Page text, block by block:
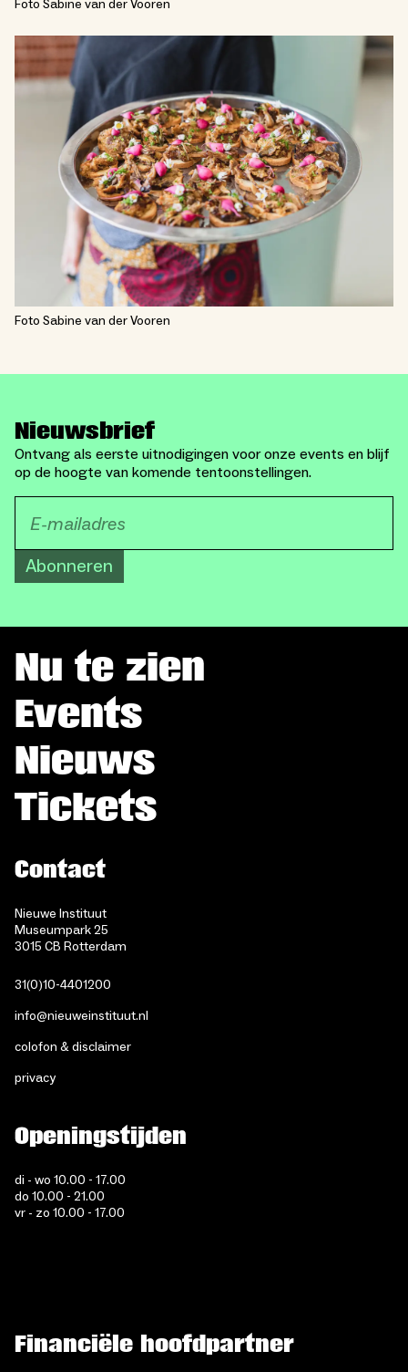
Foto Sabine van der Vooren
Foto Sabine van der Vooren
Nieuwsbrief
Ontvang als eerste uitnodigingen voor onze events en blijf
op de hoogte van komende tentoonstellingen.
Abonneren
Nu te zien
Events
Nieuws
Tickets
Contact
Nieuwe Instituut
Museumpark 25
3015 CB Rotterdam
31(0)10-4401200
info@nieuweinstituut.nl
colofon & disclaimer
privacy
Openingstijden
di - wo 10.00 - 17.00
do 10.00 - 21.00
vr - zo 10.00 - 17.00
Financiële hoofdpartner